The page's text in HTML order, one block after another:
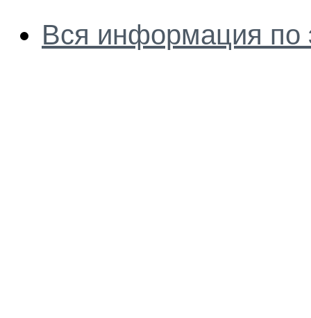
Вся информация по